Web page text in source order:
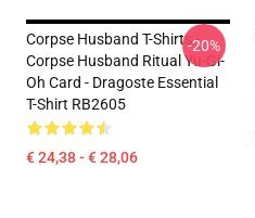
Corpse Husband T-Shirts -
Corpse Husband Ritual Yu-Gi-
Oh Card - Dragoste Essential
T-Shirt RB2605
€ 24,38 - € 28,06
-20%